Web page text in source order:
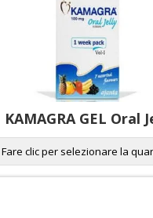
KAMAGRA GEL Oral